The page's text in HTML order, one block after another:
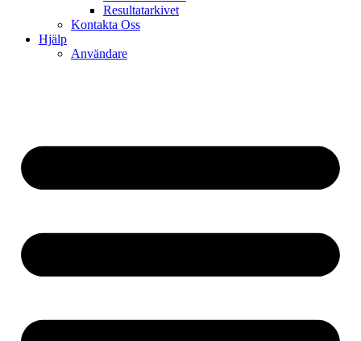
Resultatarkivet
Kontakta Oss
Hjälp
Användare